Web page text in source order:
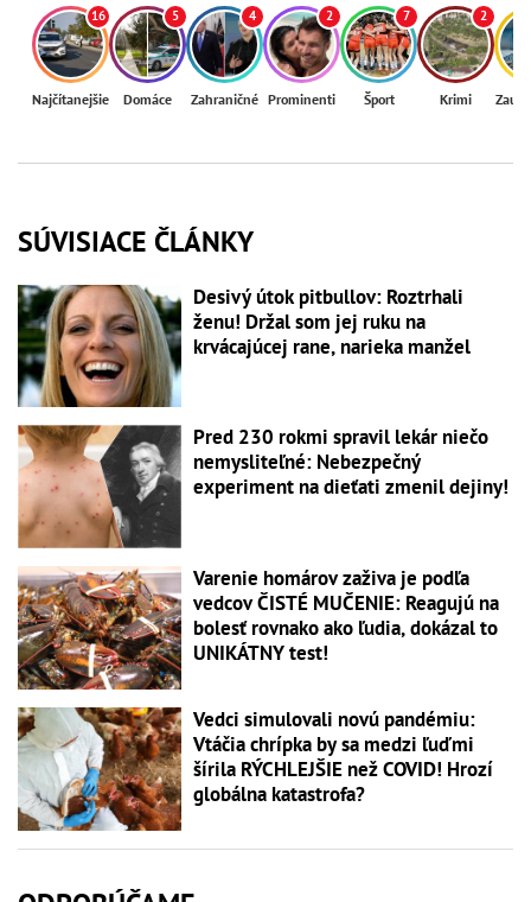
16
Najčítanejšie
5
Domáce
4
Zahraničné
2
Prominenti
7
Šport
2
Krimi
SÚVISIACE ČLÁNKY
Desivý útok pitbullov: Roztrhali
ženu! Držal som jej ruku na
krvácajúcej rane, narieka manžel
Pred 230 rokmi spravil lekár niečo
nemysliteľné: Nebezpečný
experiment na dieťati zmenil dejiny!
Varenie homárov zaživa je podľa
vedcov ČISTÉ MUČENIE: Reagujú na
bolesť rovnako ako ľudia, dokázal to
UNIKÁTNY test!
Vedci simulovali novú pandémiu:
Vtáčia chrípka by sa medzi ľuďmi
šírila RÝCHLEJŠIE než COVID! Hrozí
globálna katastrofa?